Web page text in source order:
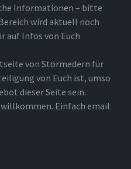
Informationen – bitte
wird aktuell noch
auf Infos von Euch
von Störmedern für
von Euch ist, umso
dieser Seite sein.
Einfach email